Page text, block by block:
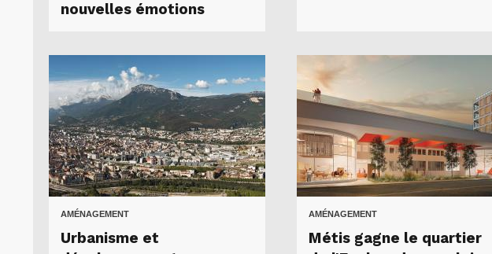
nouvelles émotions
AMÉNAGEMENT
Urbanisme et
AMÉNAGEMENT
Métis gagne le quartier